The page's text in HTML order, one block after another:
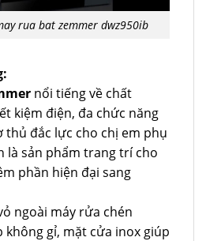
rua bat zemmer dwz950ib
nổi tiếng về chất
kiệm điện, đa chức năng
thủ đắc lực cho chị em phụ
là sản phẩm trang trí cho
phần hiện đại sang
ngoài máy rửa chén
không gỉ, mặt cửa inox giúp